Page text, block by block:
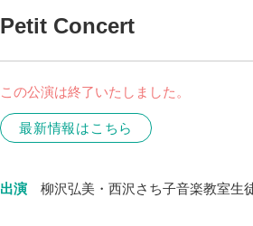
Petit Concert
この公演は終了いたしました。
最新情報はこちら
出演 柳沢弘美・西沢さち子音楽教室生